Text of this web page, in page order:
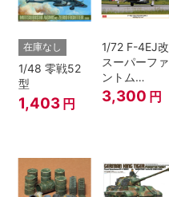
在庫なし
1/48 零戦52
型
1,403 円
1/72 F-4EJ改
スーパーファ
ントム
“306SQ 379
号機”
3,300 円